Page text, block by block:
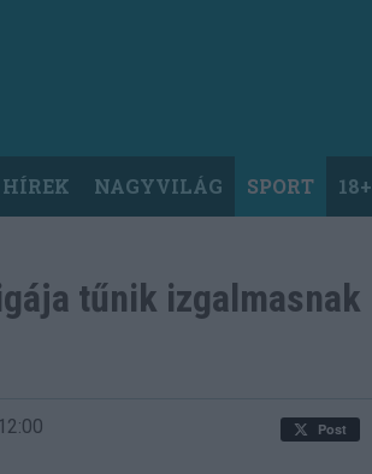
NAGYVILÁG SPORT 18+
tűnik izgalmasnak
12:00 Post